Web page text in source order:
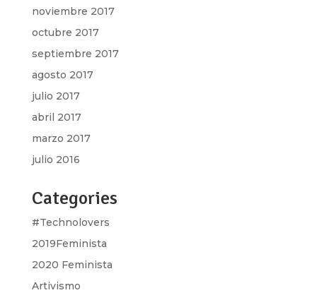
noviembre 2017
octubre 2017
septiembre 2017
agosto 2017
julio 2017
abril 2017
marzo 2017
julio 2016
Categories
#Technolovers
2019Feminista
2020 Feminista
Artivismo